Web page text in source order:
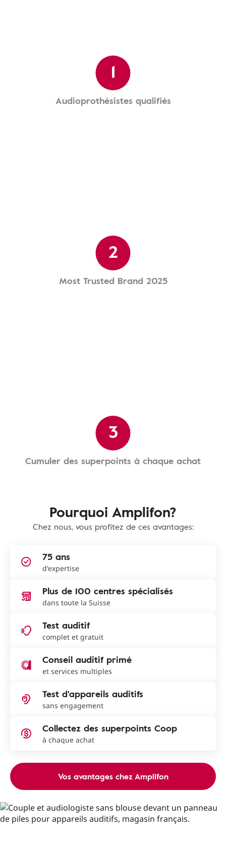
1
Audioprothésistes qualifiés
2
Most Trusted Brand 2025
3
Cumuler des superpoints à chaque achat
Pourquoi Amplifon?
Chez nous, vous profitez de ces avantages:
75 ans
d'expertise
Plus de 100 centres spécialisés
dans toute la Suisse
Test auditif
complet et gratuit
Conseil auditif primé
et services multiples
Test d'appareils auditifs
sans engagement
Collectez des superpoints Coop
à chaque achat
Vos avantages chez Amplifon